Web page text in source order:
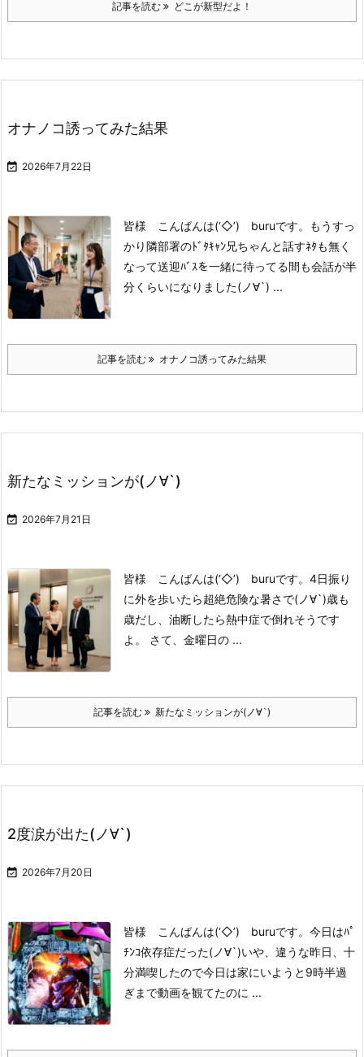
記事を読む どこが新型だよ！
オナノコ誘ってみた結果
 2026年7月22日
皆様 こんばんは(‘◇’)ゞburuです。
もうすっ
かり隣部署のﾄﾞﾀｷｬﾝ兄ちゃんと話すﾈﾀも無く
なって送迎ﾊﾞｽを一緒に待ってる間も会話が半
分くらいになりました(ノ∀`) ...
記事を読む オナノコ誘ってみた結果
新たなミッションが(ノ∀`)
 2026年7月21日
皆様 こんばんは(‘◇’)ゞburuです。 4日振り
に外を歩いたら超絶危険な暑さで(ノ∀`)歳も
歳だし、油断したら熱中症で倒れそうです
よ。
さて、金曜日の ...
記事を読む 新たなミッションが(ノ∀`)
2度涙が出た(ノ∀`)
 2026年7月20日
皆様 こんばんは(‘◇’)ゞburuです。 今日はﾊﾟ
ﾁﾝｺ依存症だった(ノ∀`)いや、違うな昨日、十
分満喫したので今日は家にいようと 9時半過
ぎまで動画を観てたのに ...